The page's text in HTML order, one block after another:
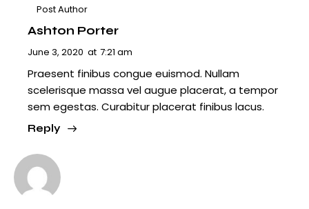
Post Author
Ashton Porter
June 3, 2020 at 7:21 am
Praesent finibus congue euismod. Nullam
scelerisque massa vel augue placerat, a tempor
sem egestas. Curabitur placerat finibus lacus.
Reply